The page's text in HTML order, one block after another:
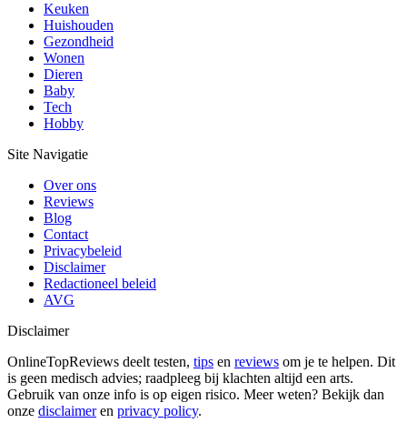
Keuken
Huishouden
Gezondheid
Wonen
Dieren
Baby
Tech
Hobby
Site Navigatie
Over ons
Reviews
Blog
Contact
Privacybeleid
Disclaimer
Redactioneel beleid
AVG
Disclaimer
OnlineTopReviews deelt testen, tips en reviews om je te helpen. Dit
is geen medisch advies; raadpleeg bij klachten altijd een arts.
Gebruik van onze info is op eigen risico. Meer weten? Bekijk dan
onze disclaimeren privacy policy.